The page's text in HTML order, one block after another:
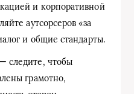
и корпоративной
аутсорсеров «за
и общие стандарты.
следите, чтобы
грамотно,